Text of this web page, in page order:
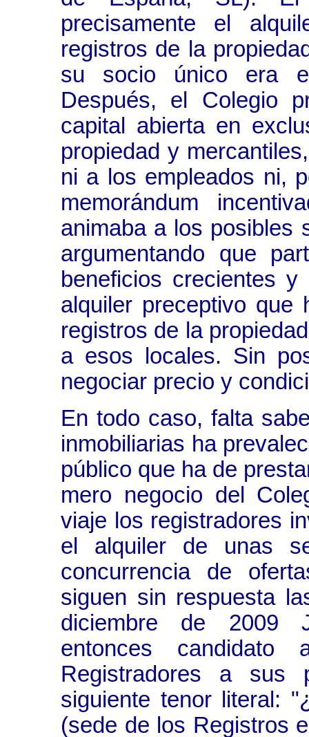
precisamente el
registros de la
su socio único era
Después, el Colegio
capital abierta en
propiedad y
ni a los empleados ni,
memorándum
animaba a los posibles
argumentando que
beneficios crecientes
alquiler preceptivo que
registros de la
a esos locales. Sin
negociar precio y
En todo caso, falta
inmobiliarias ha
público que ha de
mero negocio del
viaje los registradores
el alquiler de unas
concurrencia de
siguen sin respuesta
diciembre de 2009
entonces
Registradores a sus
siguiente tenor literal:
(sede de los Registros